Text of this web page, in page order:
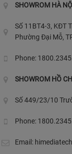
SHOWROM HÀ
Số 11BT4-3, KĐT
Phường Đại Mỗ,
Phone:
SHOWROM HỒ
Số 449/23/10
Phone:
Email: